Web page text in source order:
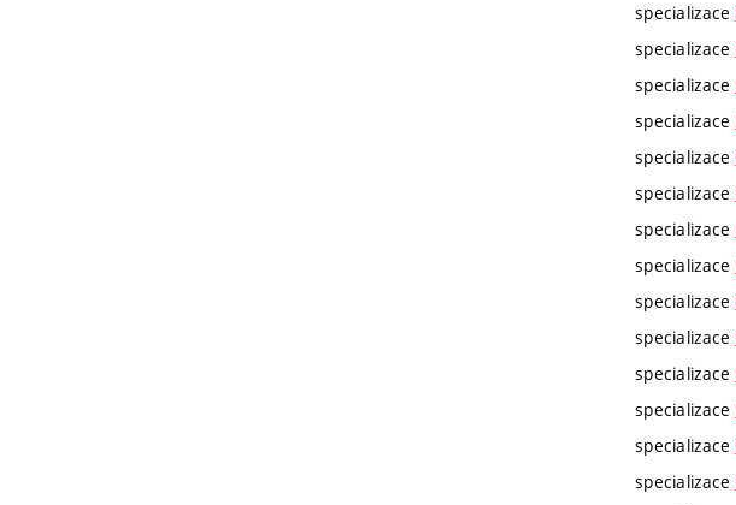
specializace
specializace
specializace
specializace
specializace
specializace
specializace
specializace
specializace
specializace
specializace
specializace
specializace
specializace